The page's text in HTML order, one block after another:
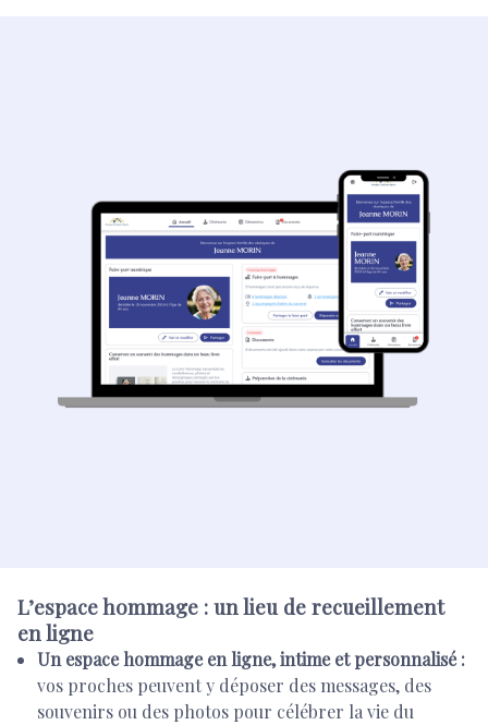
L’espace hommage : un lieu de recueillement
en ligne
Un espace hommage en ligne, intime et personnalisé :
vos proches peuvent y déposer des messages, des
souvenirs ou des photos pour célébrer la vie du